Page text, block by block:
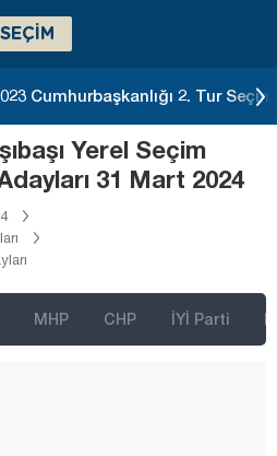
SEÇİM
Cumhurbaşkanlığı 2. Tur
Yerel Seçim
31 Mart 2024
MHP CHP İYİ Parti